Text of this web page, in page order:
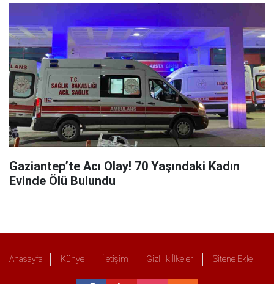
Gaziantep’te Acı Olay! 70 Yaşındaki Kadın
Evinde Ölü Bulundu
Anasayfa Künye İletişim Gizlilik İlkeleri Sitene Ekle